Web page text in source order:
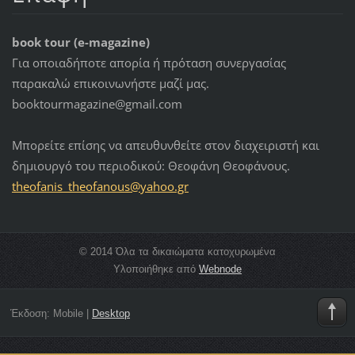
book tour (e-magazine)
Για οποιαδήποτε απορία ή πρόταση συνεργασίας
παρακαλώ επικοινωνήστε μαζί μας.
booktourmagazine@gmail.com
Μπορείτε επίσης να απευθυνθείτε στον διαχειριστή και
δημιουργό του περιοδικού: Θεοφάνη Θεοφάνους.
theofanis_theofanous@yahoo.gr
© 2014 Όλα τα δικαιώματα κατοχυρωμένα
Υλοποιήθηκε από Webnode
Έκδοση: Mobile| Desktop